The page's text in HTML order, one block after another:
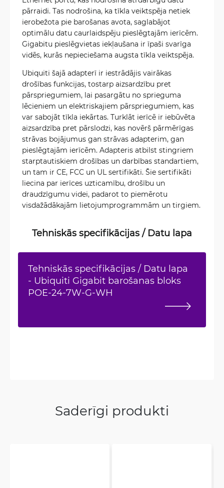
pārraidi. Tas nodrošina, ka tīkla veiktspēja netiek
ierobežota pie barošanas avota, saglabājot
optimālu datu caurlaidspēju pieslēgtajām ierīcēm.
Gigabitu pieslēgvietas iekļaušana ir īpaši svarīga
vidēs, kurās nepieciešama augsta tīkla veiktspēja.
Ubiquiti šajā adapterī ir iestrādājis vairākas
drošības funkcijas, tostarp aizsardzību pret
pārspriegumiem, lai pasargātu no sprieguma
lēcieniem un elektriskajiem pārspriegumiem, kas
var sabojāt tīkla iekārtas. Turklāt ierīcē ir iebūvēta
aizsardzība pret pārslodzi, kas novērš pārmērīgas
strāvas bojājumus gan strāvas adapterim, gan
pieslēgtajām ierīcēm. Adapteris atbilst stingriem
starptautiskiem drošības un darbības standartiem,
un tam ir CE, FCC un UL sertifikāti. Šie sertifikāti
liecina par ierīces uzticamību, drošību un
draudzīgumu videi, padarot to piemērotu
visdažādākajām lietojumprogrammām un tirgiem.
Tehniskās specifikācijas / Datu lapa
Tehniskās specifikācijas / Datu lapa
- Ubiquiti Gigabit barošanas bloks
POE-24-7W-G-WH
Saderīgi produkti